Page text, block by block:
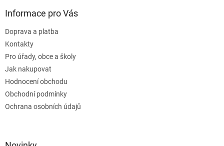
Informace pro Vás
Doprava a platba
Kontakty
Pro úřady, obce a školy
Jak nakupovat
Hodnocení obchodu
Obchodní podmínky
Ochrana osobních údajů